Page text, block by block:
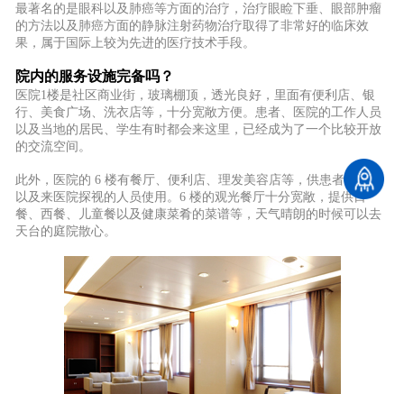
最著名的是眼科以及肺癌等方面的治疗，治疗眼睑下垂、眼部肿瘤
的方法以及肺癌方面的静脉注射药物治疗取得了非常好的临床效
果，属于国际上较为先进的医疗技术手段。
院内的服务设施完备吗？
医院1楼是社区商业街，玻璃棚顶，透光良好，里面有便利店、银
行、美食广场、洗衣店等，十分宽敞方便。患者、医院的工作人员
以及当地的居民、学生有时都会来这里，已经成为了一个比较开放
的交流空间。
此外，医院的 6 楼有餐厅、便利店、理发美容店等，供患者、家属
以及来医院探视的人员使用。6 楼的观光餐厅十分宽敞，提供日
餐、西餐、儿童餐以及健康菜肴的菜谱等，天气晴朗的时候可以去
天台的庭院散心。